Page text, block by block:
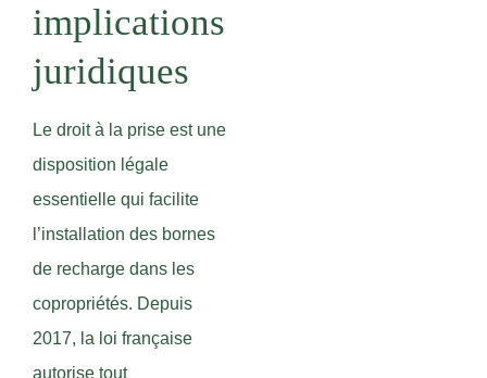
implications
juridiques
Le droit à la prise est une
disposition légale
essentielle qui facilite
l’installation des bornes
de recharge dans les
copropriétés. Depuis
2017, la loi française
autorise tout